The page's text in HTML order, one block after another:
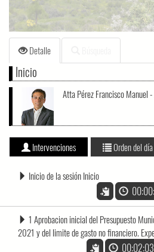
Detalle
Inicio
Atta Pérez Francisco Manuel
Intervenciones Orden del día
Inicio de la sesión Inicio
1 Aprobacion inicial del Presupuesto
2021 y del limite de gasto no financiero.
00:02:03